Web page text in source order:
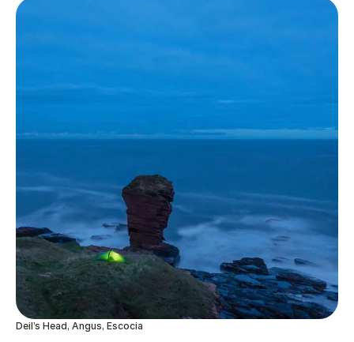
Deil’s Head, Angus, Escocia